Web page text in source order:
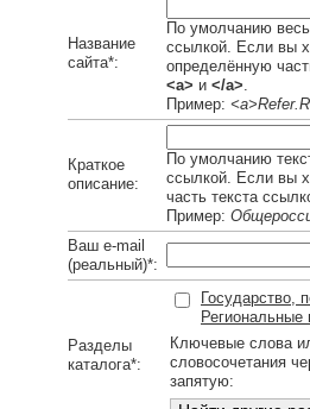
Название
сайта*:
По умолчанию
ссылкой. Если вы
определённую
<a> и </a>.
Пример:
Краткое
описание:
По умолчанию
ссылкой. Если вы
часть текста
Пример:
Ваш e-mail
(реальный)*:
Разделы
каталога*:
Государство,
Ключевые слова
словосочетания
запятую: